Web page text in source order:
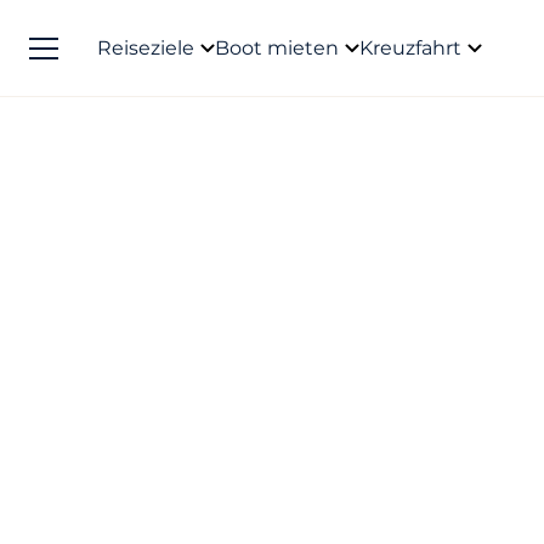
Reiseziele Boot mieten Kreuzfahrt